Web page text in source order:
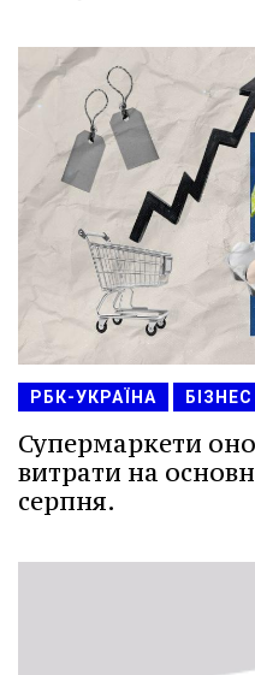
РБК-УКРАЇНА БІЗНЕС
Супермаркети
витрати на
серпня.